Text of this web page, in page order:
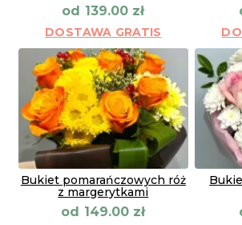
od 139.00 zł
DOSTAWA GRATIS
Bukiet pomarańczowych róż
z margerytkami
od 149.00 zł